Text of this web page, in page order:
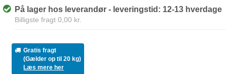
På lager hos leverandør - leveringstid: 12-13 hverdage
Billigste fragt 0,00 kr.
Gratis fragt
(Gælder op til 20 kg)
Læs mere her